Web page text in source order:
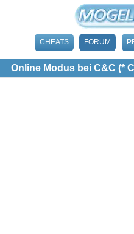
CHEATS FORUM
Online Modus bei C&C (*